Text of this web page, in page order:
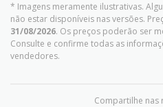
* Imagens meramente ilustrativas.
não estar disponíveis nas versões.
31/08/2026. Os preços poderão ser
Consulte e confirme todas as
vendedores.
Compartilhe nas